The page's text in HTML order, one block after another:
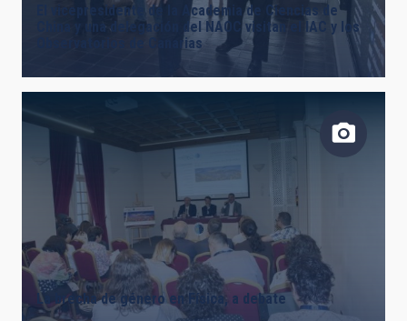
El vicepresidente de la Academia de Ciencias de
China y una delegación del NAOC visitan el IAC y los
Observatorios de Canarias
La brecha de género en Física, a debate